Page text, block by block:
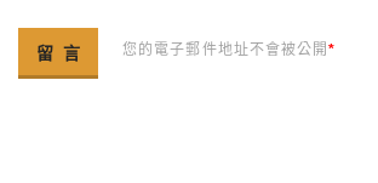
您的電子郵件地址不會被公開*